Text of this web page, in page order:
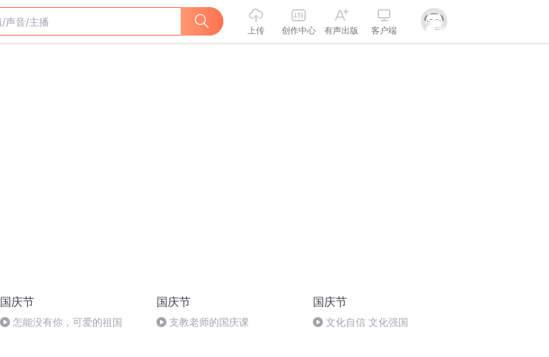
上传 创作中心 有声出版 客户端
国庆节
怎能没有你，可爱的祖国
国庆节
支教老师的国庆课
国庆节
文化自信 文化强国